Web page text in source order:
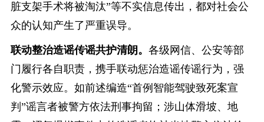
脏支架手术将被淘汰”等不实信息传出，都对社会公
众的认知产生了严重误导。
联动整治造谣传谣共护清朗。 各级网信、公安等部
门履行各自职责，携手联动惩治造谣传谣行为，强
化警示效应。如前述编造“首例智能驾驶致死案宣
判”谣言者被警方依法刑事拘留；涉山体滑坡、地